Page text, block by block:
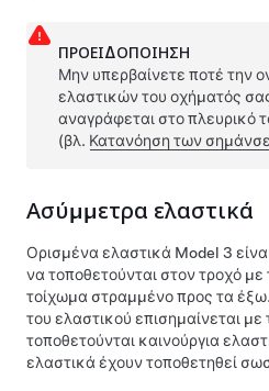
ΠΡΟΕΙΔΟΠΟΊΗΣΗ
Μην υπερβαίνετε ποτέ την
ελαστικών του οχήματός
αναγράφεται στο πλευρικό
(βλ. Κατανόηση των
Ασύμμετρα ελαστικά
Ορισμένα ελαστικά Model 3
να τοποθετούνται στον τροχό
τοίχωμα στραμμένο προς τα
του ελαστικού επισημαίνεται με
τοποθετούνται καινούργια
ελαστικά έχουν τοποθετηθεί